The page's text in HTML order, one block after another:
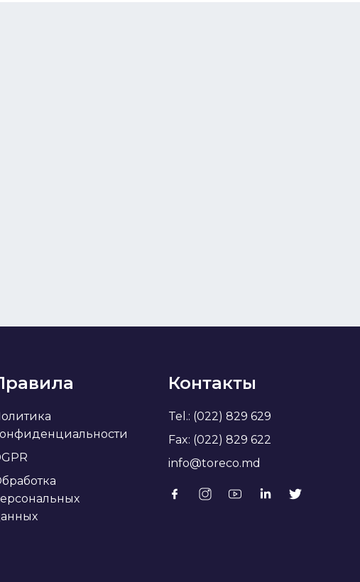
Контакты
Tel.: (022) 829 629
Fax: (022) 829 622
info@toreco.md